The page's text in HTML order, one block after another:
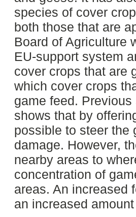
species of cover
both those that are
Board of Agriculture
EU-support system
cover crops that are
which cover crops
game feed.
shows that by
possible to steer the
damage. However,
nearby areas to
concentration of
areas. An increased
an increased